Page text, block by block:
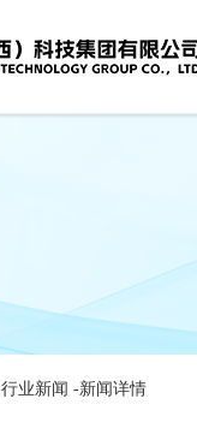
行业新闻 -新闻详情